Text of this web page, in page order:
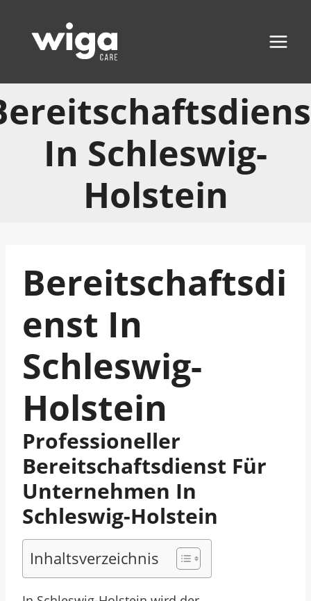
Inhalt
springen
In Schleswig-
Holstein
Bereitschaftsdi
Enst In
Schleswig-
Holstein
Professioneller
Bereitschaftsdienst Für
Unternehmen In
Schleswig-Holstein
Inhaltsverzeichnis